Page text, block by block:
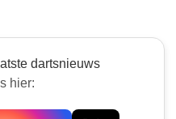
dartsnieuws
hier: